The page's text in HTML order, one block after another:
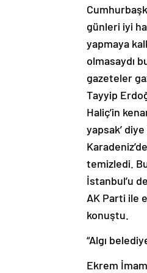
günleri iyi
yapmaya
olmasaydı
gazeteler
Tayyip
Haliç’in
yapsak’
temizledi.
İstanbul’u
AK Parti ile
konuştu.
“Algı
Ekrem